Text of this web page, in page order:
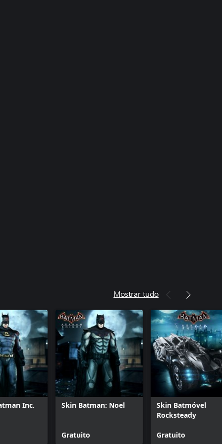
Mostrar tudo
Inc. Skin Batman: Noel
Gratuito
Skin Batmóvel
Rocksteady
Gratuito